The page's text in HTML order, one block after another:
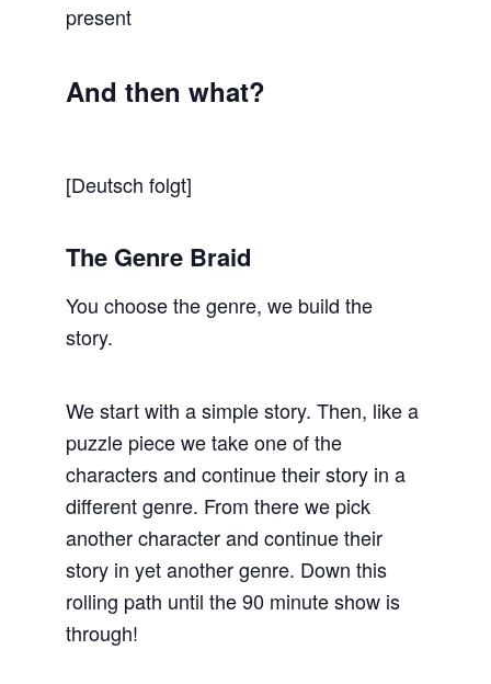
present
And then what?
[Deutsch folgt]
The Genre Braid
You choose the genre, we build the
story.
We start with a simple story. Then, like a
puzzle piece we take one of the
characters and continue their story in a
different genre. From there we pick
another character and continue their
story in yet another genre. Down this
rolling path until the 90 minute show is
through!